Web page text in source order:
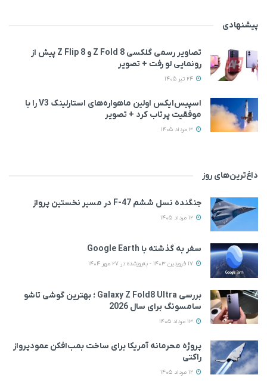
پیشنهادی
تصاویر رسمی گلکسی Z Fold 8 و Z Flip 8 پیش از
رونمایی لو رفت + تصویر
اسپیس‌ایکس اولین ماهواره‌های استارلینک V3 را با
موفقیت پرتاب کرد + تصویر
داغ‌ترین‌های روز
جنگنده نسل ششم F-47 در مسیر نخستین پرواز
سفر به گذشته با Google Earth
بررسی Galaxy Z Fold8 Ultra ؛ بهترین گوشی تاشو
سامسونگ برای سال 2026
پروژه محرمانه آمریکا برای ساخت بمب‌افکن عمودپرواز
راکتی